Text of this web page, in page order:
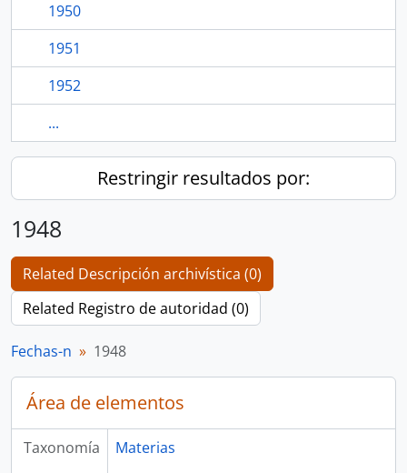
1950
1951
1952
...
Restringir resultados por:
1948
Related Descripción archivística (0)
Related Registro de autoridad (0)
Fechas-n 1948
Área de elementos
Taxonomía
Materias